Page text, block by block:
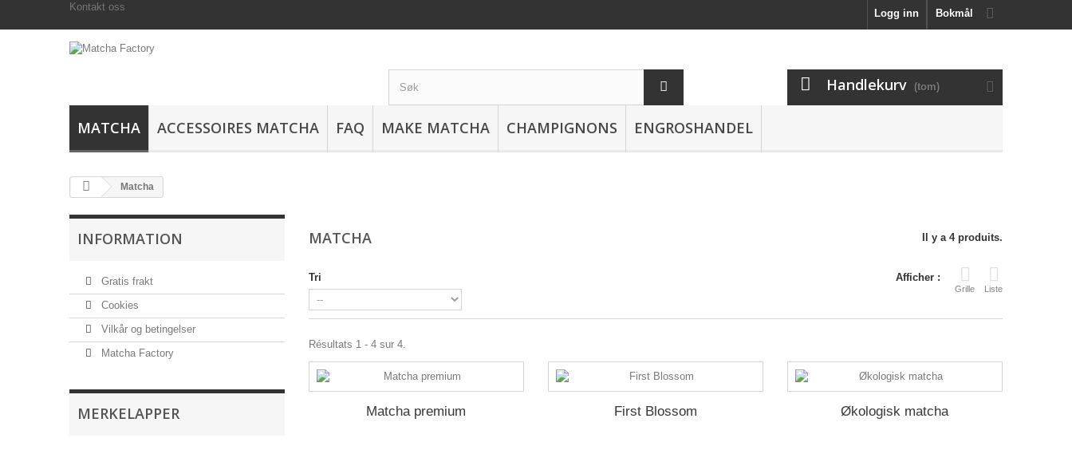
Bokmål
Logg inn
Kontakt oss
Handlekurv (tom)
MATCHA ACCESSOIRES MATCHA FAQ MAKE MATCHA CHAMPIGNONS ENGROSHANDEL
Matcha
INFORMATION
Gratis frakt
Cookies
Vilkår og betingelser
Matcha Factory
MERKELAPPER
MATCHA Il y a 4 produits.
Afficher :
Grille Liste
Tri
Résultats 1 - 4 sur 4.
Matcha premium First Blossom Økologisk matcha